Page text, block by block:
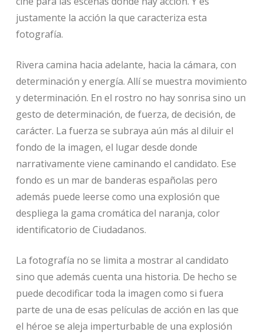
justamente la acción la que caracteriza esta
fotografía.
Rivera camina hacia adelante, hacia la cámara, con
determinación y energía. Allí se muestra movimiento
y determinación. En el rostro no hay sonrisa sino un
gesto de determinación, de fuerza, de decisión, de
carácter. La fuerza se subraya aún más al diluir el
fondo de la imagen, el lugar desde donde
narrativamente viene caminando el candidato. Ese
fondo es un mar de banderas españolas pero
además puede leerse como una explosión que
despliega la gama cromática del naranja, color
identificatorio de Ciudadanos.
La fotografía no se limita a mostrar al candidato
sino que además cuenta una historia. De hecho se
puede decodificar toda la imagen como si fuera
parte de una de esas películas de acción en las que
el héroe se aleja imperturbable de una explosión